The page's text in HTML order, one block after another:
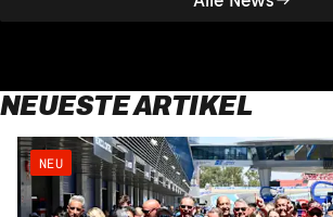
NEUESTE ARTIKEL
NEU